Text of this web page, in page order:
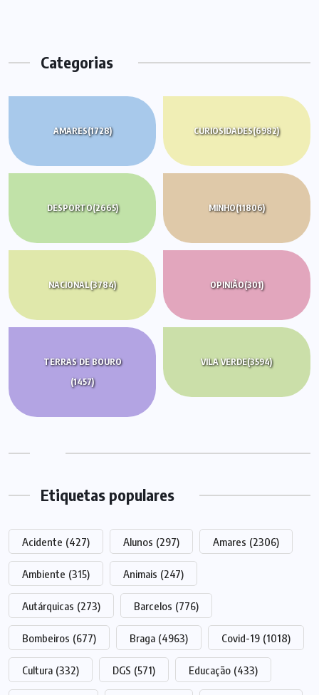
Categorias
AMARES(1728) CURIOSIDADES(6982)
DESPORTO(2665) MINHO(11806)
NACIONAL(3784) OPINIÃO(301)
TERRAS DE BOURO
(1457)
VILA VERDE(3594)
Etiquetas populares
Acidente (427) Alunos (297) Amares (2306)
Ambiente (315) Animais (247)
Autárquicas (273) Barcelos (776)
Bombeiros (677) Braga (4963) Covid-19 (1018)
Cultura (332) DGS (571) Educação (433)